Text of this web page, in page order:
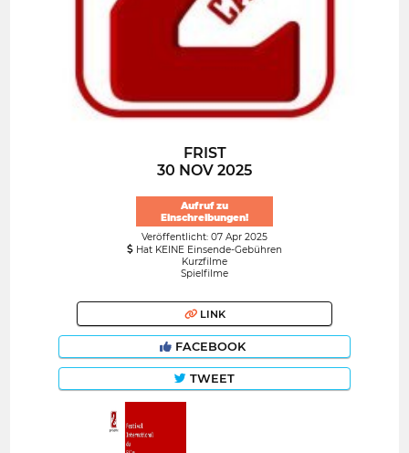
FRIST
30 NOV 2025
Aufruf zu
Einschreibungen!
Veröffentlicht: 07 Apr 2025
Hat KEINE Einsende-Gebühren
Kurzfilme
Spielfilme
LINK
FACEBOOK
TWEET